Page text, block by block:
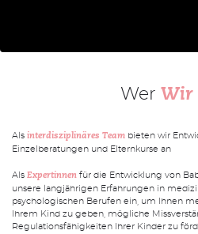
Wer Wir
Als interdisziplinäres Team bieten wir
Einzelberatungen und Elternkurse an
Als Expertinnen für die Entwicklung von
unsere langjährigen Erfahrungen in
psychologischen Berufen ein, um Ihnen
Ihrem Kind zu geben, mögliche
Regulationsfähigkeiten Ihrer Kinder zu